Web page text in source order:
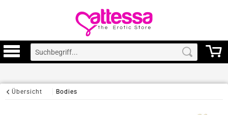
Übersicht Bodies